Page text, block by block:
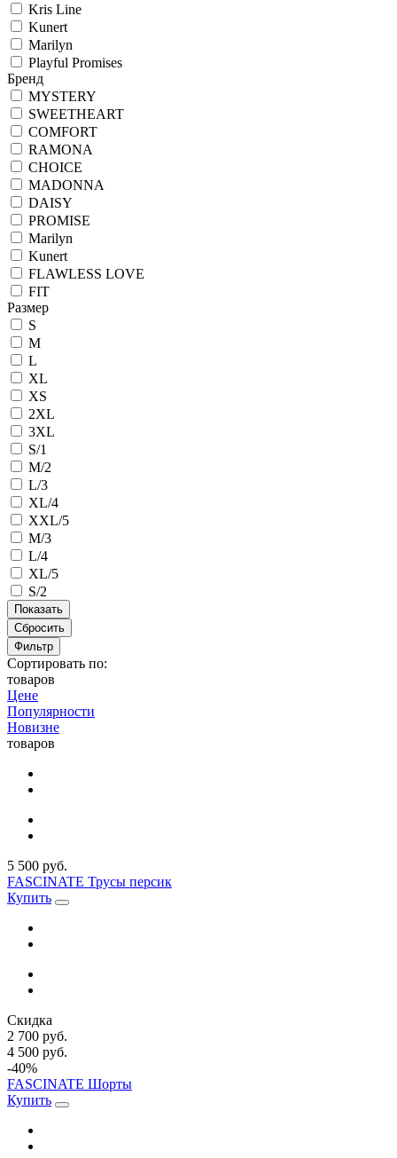
Kris Line
Kunert
Marilyn
Playful Promises
Бренд
MYSTERY
SWEETHEART
COMFORT
RAMONA
CHOICE
MADONNA
DAISY
PROMISE
Marilyn
Kunert
FLAWLESS LOVE
FIT
Размер
S
M
L
XL
XS
2XL
3XL
S/1
M/2
L/3
XL/4
XXL/5
M/3
L/4
XL/5
S/2
Сбросить
Фильтр
Сортировать по:
товаров
Цене
Популярности
Новизне
товаров
5 500 руб.
FASCINATE Трусы персик
Купить
Скидка
2 700 руб.
4 500 руб.
-40%
FASCINATE Шорты
Купить